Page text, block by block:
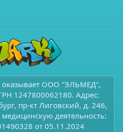
оказывает ООО "ЭЛЬМЕД",
1247800062180. Адрес:
пр-кт Лиговский, д. 246,
деятельность:
от 05.11.2024